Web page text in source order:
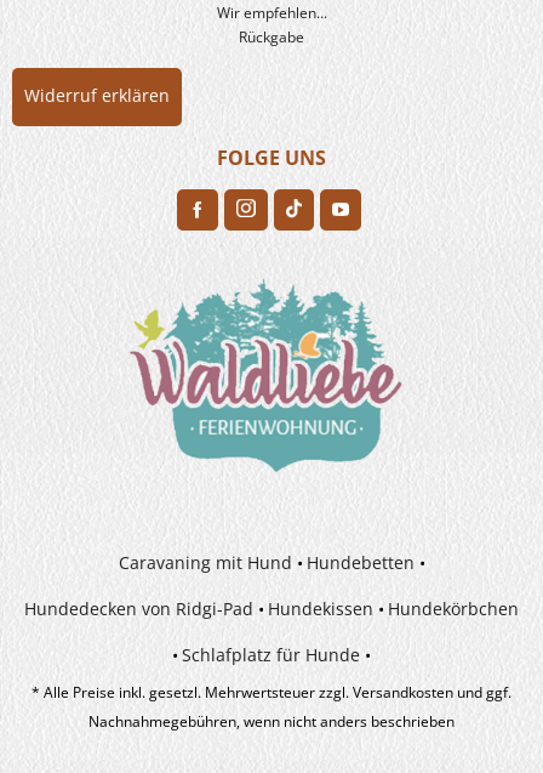
Wir empfehlen...
Rückgabe
Widerruf erklären
FOLGE UNS
H F
Caravaning mit Hund
Hundebetten
Hundedecken von Ridgi-Pad
Hundekissen
Hundekörbchen
Schlafplatz für Hunde
* Alle Preise inkl. gesetzl. Mehrwertsteuer zzgl.Versandkostenund ggf.
Nachnahmegebühren, wenn nicht anders beschrieben